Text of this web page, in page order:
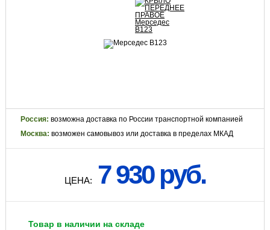
Россия: возможна доставка по России транспортной компанией
Москва: возможен самовывоз или доставка в пределах МКАД
ЦЕНА: 7 930 руб.
Товар в наличии на складе